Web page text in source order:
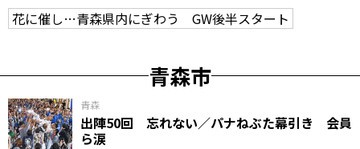
花に催し…青森県内にぎわう GW後半スタート
青森市
青森
出陣50回 忘れない／パナねぶた幕引き 会員
ら涙